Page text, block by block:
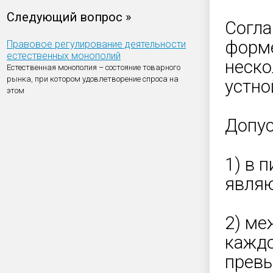
Следующий вопрос »
Правовое регулирование деятельности
естественных монополий
Естественная монополия – состояние товарного
рынка, при котором удовлетворение спроса на
этом
1) в
2)